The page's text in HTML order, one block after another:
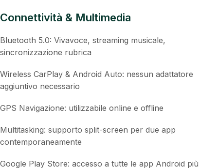
Connettività & Multimedia
Bluetooth 5.0: Vivavoce, streaming musicale,
sincronizzazione rubrica
Wireless CarPlay & Android Auto: nessun adattatore
aggiuntivo necessario
GPS Navigazione: utilizzabile online e offline
Multitasking: supporto split-screen per due app
contemporaneamente
Google Play Store: accesso a tutte le app Android più